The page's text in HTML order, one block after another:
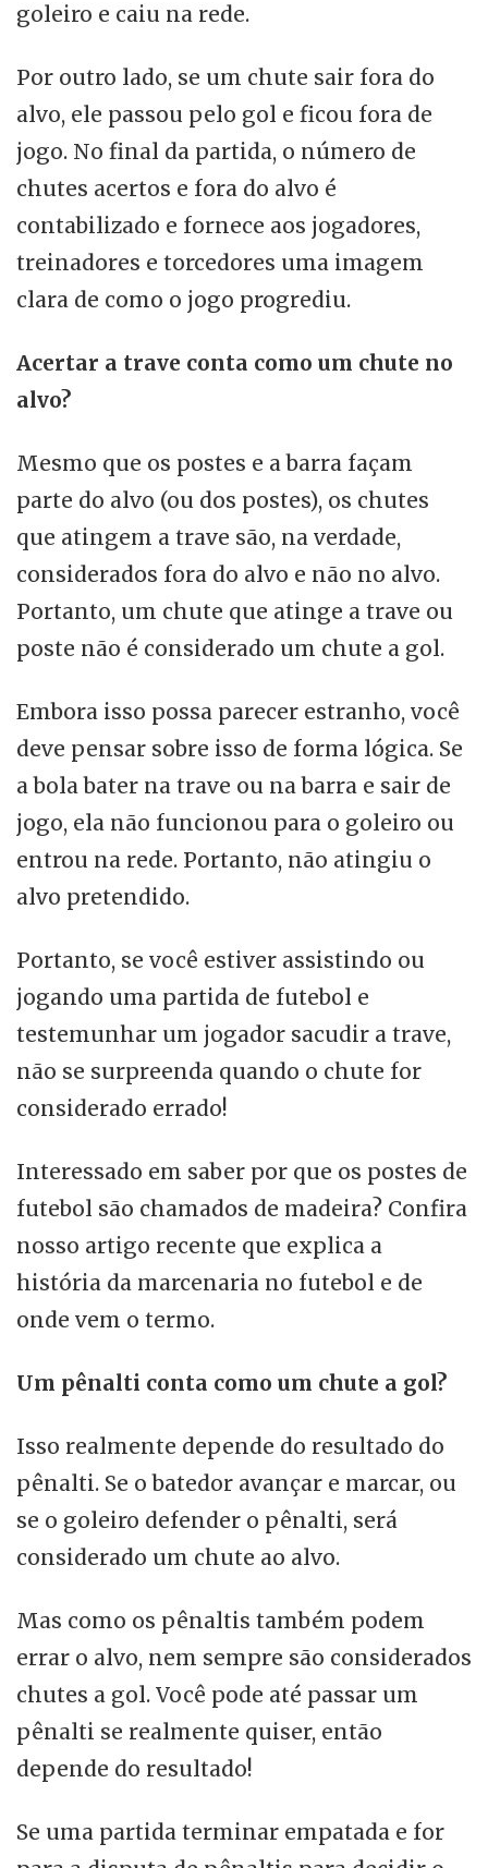
goleiro e caiu na rede.
Por outro lado, se um chute sair fora do
alvo, ele passou pelo gol e ficou fora de
jogo. No final da partida, o número de
chutes acertos e fora do alvo é
contabilizado e fornece aos jogadores,
treinadores e torcedores uma imagem
clara de como o jogo progrediu.
Acertar a trave conta como um chute no
alvo?
Mesmo que os postes e a barra façam
parte do alvo (ou dos postes), os chutes
que atingem a trave são, na verdade,
considerados fora do alvo e não no alvo.
Portanto, um chute que atinge a trave ou
poste não é considerado um chute a gol.
Embora isso possa parecer estranho, você
deve pensar sobre isso de forma lógica. Se
a bola bater na trave ou na barra e sair de
jogo, ela não funcionou para o goleiro ou
entrou na rede. Portanto, não atingiu o
alvo pretendido.
Portanto, se você estiver assistindo ou
jogando uma partida de futebol e
testemunhar um jogador sacudir a trave,
não se surpreenda quando o chute for
considerado errado!
Interessado em saber por que os postes de
futebol são chamados de madeira? Confira
nosso artigo recente que explica a
história da marcenaria no futebol e de
onde vem o termo.
Um pênalti conta como um chute a gol?
Isso realmente depende do resultado do
pênalti. Se o batedor avançar e marcar, ou
se o goleiro defender o pênalti, será
considerado um chute ao alvo.
Mas como os pênaltis também podem
errar o alvo, nem sempre são considerados
chutes a gol. Você pode até passar um
pênalti se realmente quiser, então
depende do resultado!
Se uma partida terminar empatada e for